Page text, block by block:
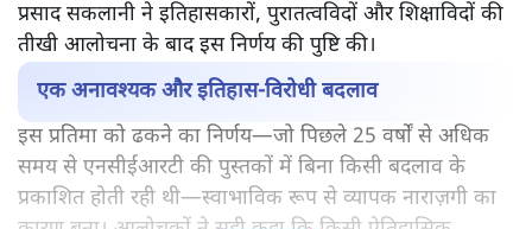
प्रसाद सकलानी ने इतिहासकारों, पुरातत्वविदों और शिक्षाविदों की
तीखी आलोचना के बाद इस निर्णय की पुष्टि की।
एक अनावश्यक और इतिहास-विरोधी बदलाव
इस प्रतिमा को ढकने का निर्णय—जो पिछले 25 वर्षों से अधिक
समय से एनसीईआरटी की पुस्तकों में बिना किसी बदलाव के
प्रकाशित होती रही थी—स्वाभाविक रूप से व्यापक नाराज़गी का